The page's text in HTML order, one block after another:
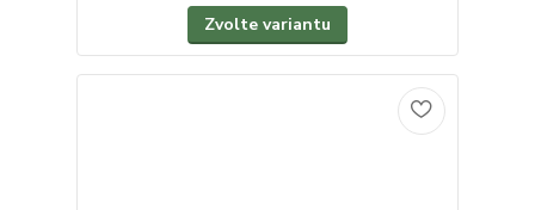
Zvolte variantu